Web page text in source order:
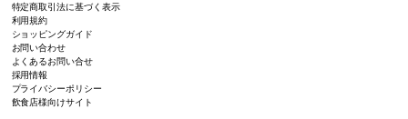
特定商取引法に基づく表示
利用規約
ショッピングガイド
お問い合わせ
よくあるお問い合せ
採用情報
プライバシーポリシー
飲食店様向けサイト